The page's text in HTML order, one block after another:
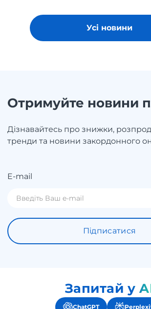
Усі новини
Отримуйте новини
Дізнавайтесь про знижки,
тренди та новини закордонного
E-mail
Підписатися
Запитай у
ChatGPT